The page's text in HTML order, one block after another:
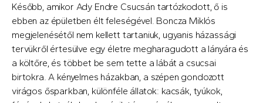
Később, amikor Ady Endre Csucsán tartózkodott, ő is
ebben az épületben élt feleségével. Boncza Miklós
megjelenésétől nem kellett tartaniuk, ugyanis házassági
tervükről értesülve egy életre megharagudott a lányára és
a költőre, és többet be sem tette a lábát a csucsai
birtokra. A kényelmes házakban, a szépen gondozott
virágos ősparkban, különféle állatok: kacsák, tyúkok,